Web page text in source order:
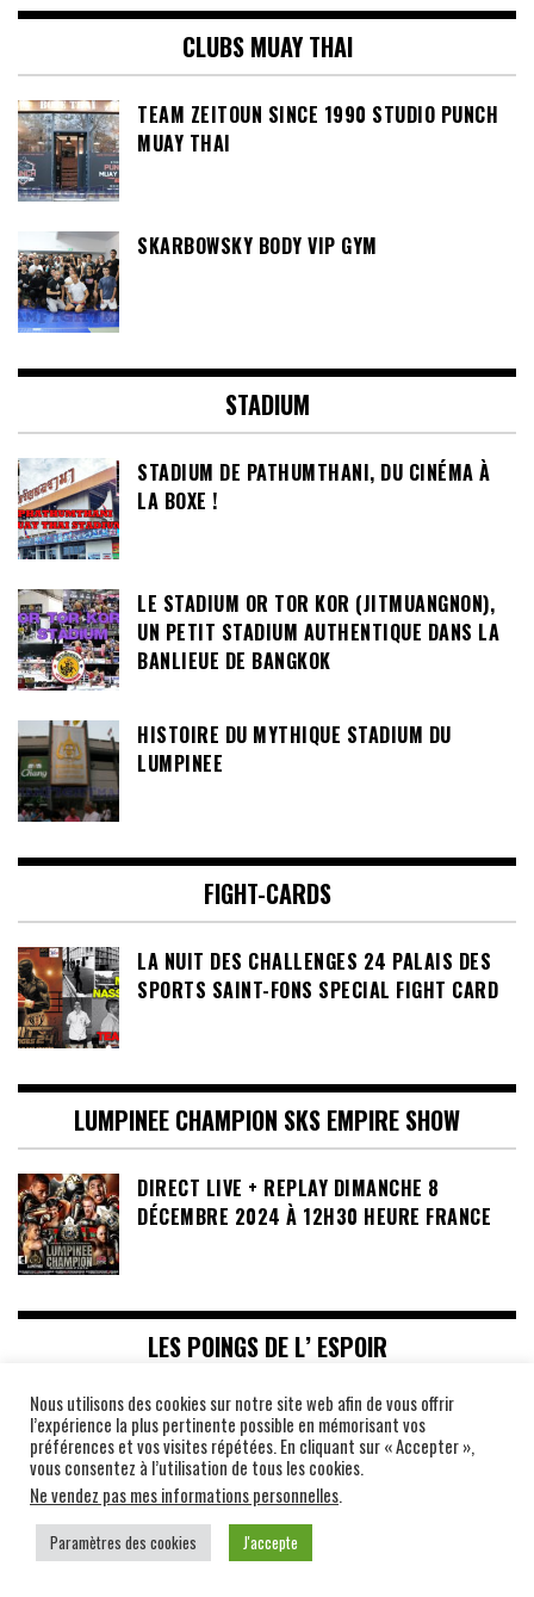
CLUBS MUAY THAI
TEAM ZEITOUN SINCE 1990 STUDIO PUNCH
MUAY THAI
SKARBOWSKY BODY VIP GYM
STADIUM
STADIUM DE PATHUMTHANI, DU CINÉMA À
LA BOXE !
LE STADIUM OR TOR KOR (JITMUANGNON),
UN PETIT STADIUM AUTHENTIQUE DANS LA
BANLIEUE DE BANGKOK
HISTOIRE DU MYTHIQUE STADIUM DU
LUMPINEE
FIGHT-CARDS
LA NUIT DES CHALLENGES 24 PALAIS DES
SPORTS SAINT-FONS SPECIAL FIGHT CARD
LUMPINEE CHAMPION SKS EMPIRE SHOW
DIRECT LIVE + REPLAY DIMANCHE 8
DÉCEMBRE 2024 À 12H30 HEURE FRANCE
LES POINGS DE L’ ESPOIR
Nous utilisons des cookies sur notre site web afin de vous offrir
l’expérience la plus pertinente possible en mémorisant vos
préférences et vos visites répétées. En cliquant sur « Accepter »,
vous consentez à l’utilisation de tous les cookies.
Ne vendez pas mes informations personnelles.
Paramètres des cookies J'accepte